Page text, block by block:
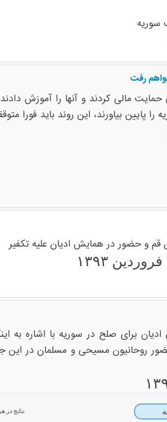
سوریه
رفت
مالی کردند و آنها را آموزش
پایین بیاورند، این روند باید فورا
و حضور در همایش ادیان علیه تکفیر
برای صلح در سوریه با اشاره به
روحانیون مسیحی و مسلمان در این
نتایج در